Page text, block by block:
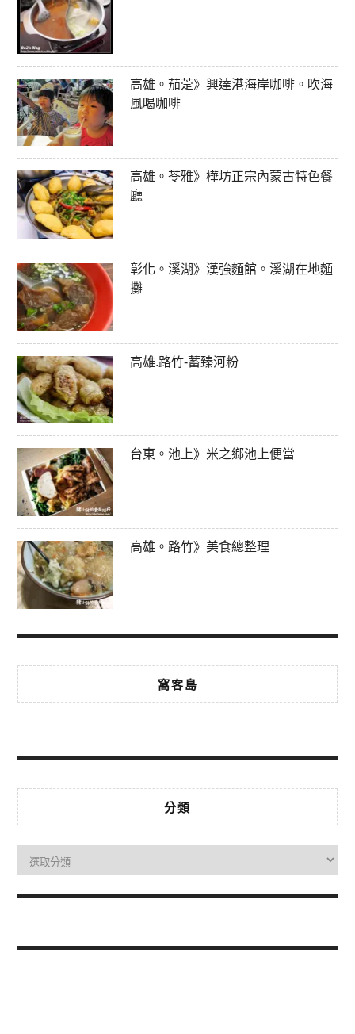
高雄。茄萣》興達港海岸咖啡。吹海
風喝咖啡
高雄。苓雅》樺坊正宗內蒙古特色餐
廳
彰化。溪湖》漢強麵館。溪湖在地麵
攤
高雄.路竹-蓄臻河粉
台東。池上》米之鄉池上便當
高雄。路竹》美食總整理
窩客島
分類